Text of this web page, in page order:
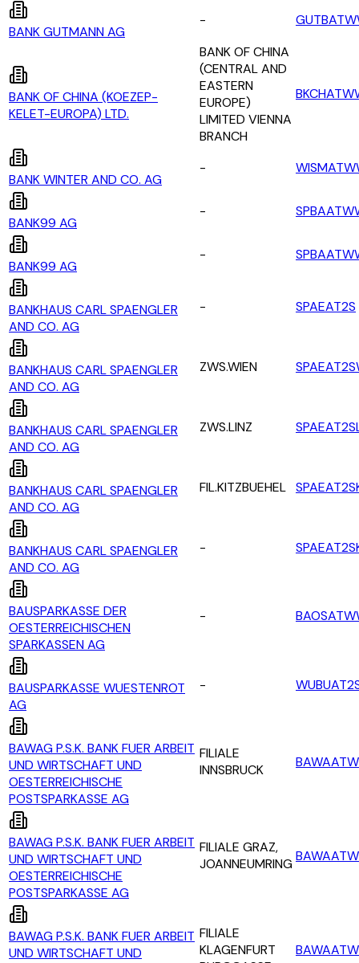
BANK GUTMANN AG
-
BANK OF CHINA (KOEZEP-
KELET-EUROPA) LTD.
BANK OF CHINA
(CENTRAL AND
EASTERN
EUROPE)
LIMITED VIENNA
BRANCH
BANK WINTER AND CO. AG
-
BANK99 AG
-
BANK99 AG
-
BANKHAUS CARL SPAENGLER
AND CO. AG
- SPAEAT2S
BANKHAUS CARL SPAENGLER
AND CO. AG
ZWS.WIEN
BANKHAUS CARL SPAENGLER
AND CO. AG
ZWS.LINZ
BANKHAUS CARL SPAENGLER
AND CO. AG
FIL.KITZBUEHEL
BANKHAUS CARL SPAENGLER
AND CO. AG
-
BAUSPARKASSE DER
OESTERREICHISCHEN
SPARKASSEN AG
-
BAUSPARKASSE WUESTENROT
AG
-
BAWAG P.S.K. BANK FUER ARBEIT
UND WIRTSCHAFT UND
OESTERREICHISCHE
POSTSPARKASSE AG
FILIALE
INNSBRUCK
BAWAG P.S.K. BANK FUER ARBEIT
UND WIRTSCHAFT UND
OESTERREICHISCHE
POSTSPARKASSE AG
FILIALE GRAZ,
JOANNEUMRING
BAWAG P.S.K. BANK FUER ARBEIT
UND WIRTSCHAFT UND
FILIALE
KLAGENFURT